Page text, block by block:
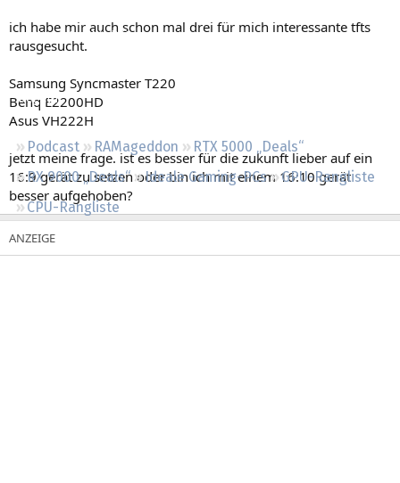
Neueste Aktivitäten
Regeln
Podcast RAMageddon
RTX 5000 „Deals“
RX 9000 „Deals“
Ideale Gaming-PCs
GPU-Rangliste
CPU-Rangliste
ich habe mir auch schon mal drei für mich interessante tfts
rausgesucht.
Samsung Syncmaster T220
Benq E2200HD
Asus VH222H
jetzt meine frage. ist es besser für die zukunft lieber auf ein
16:9 gerät zu setzen oder bin ich mit einem 16:10 gerät
besser aufgehoben?